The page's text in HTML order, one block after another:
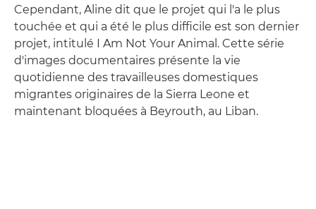
Cependant, Aline dit que le projet qui l'a le plus
touchée et qui a été le plus difficile est son dernier
projet, intitulé I Am Not Your Animal. Cette série
d'images documentaires présente la vie
quotidienne des travailleuses domestiques
migrantes originaires de la Sierra Leone et
maintenant bloquées à Beyrouth, au Liban.